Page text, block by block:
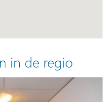
in de regio